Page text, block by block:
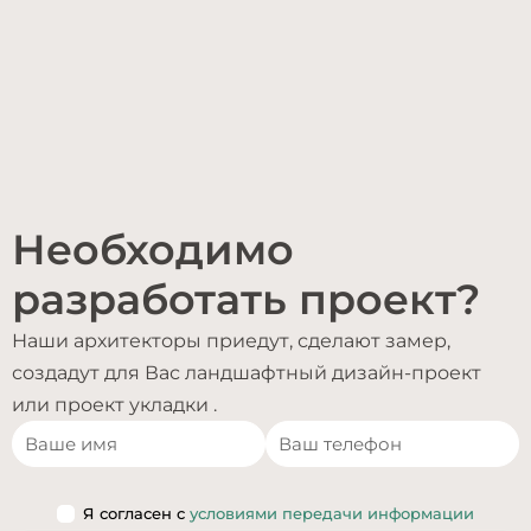
Необходимо
разработать проект?
Наши архитекторы приедут, сделают замер,
создадут для Вас ландшафтный дизайн-проект
или проект укладки .
Я согласен с условиями передачи информации